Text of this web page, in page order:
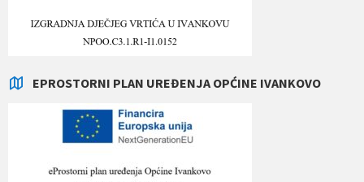
EPROSTORNI PLAN UREĐENJA OPĆINE IVANKOVO